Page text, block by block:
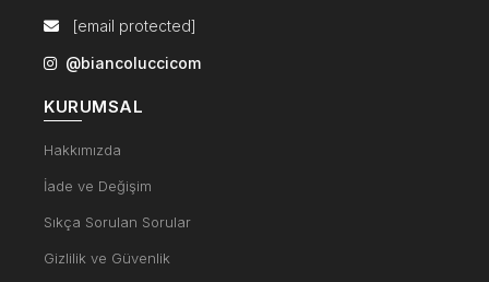
[email protected]
@biancoluccicom
KURUMSAL
Hakkımızda
İade ve Değişim
Sıkça Sorulan Sorular
Gizlilik ve Güvenlik